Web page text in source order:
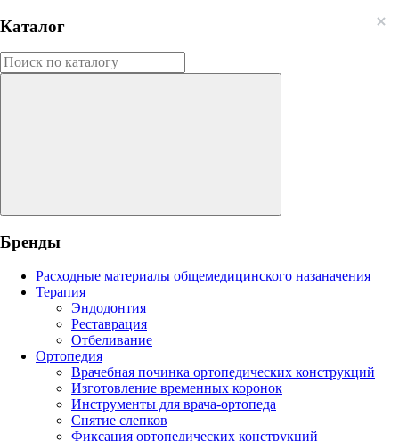
Каталог
Бренды
Расходные материалы общемедицинского назаначения
Терапия
Эндодонтия
Реставрация
Отбеливание
Ортопедия
Врачебная починка ортопедических конструкций
Изготовление временных коронок
Инструменты для врача-ортопеда
Снятие слепков
Фиксация ортопедических конструкций